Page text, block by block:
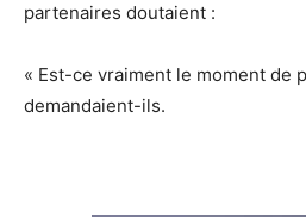
partenaires doutaient :
« Est-ce vraiment le moment de
demandaient-ils.